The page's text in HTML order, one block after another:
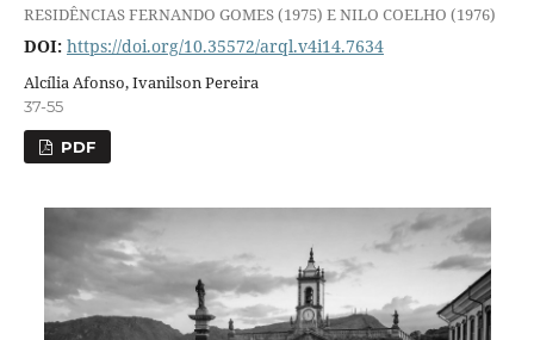
RESIDÊNCIAS FERNANDO GOMES (1975) E NILO COELHO (1976)
DOI: https://doi.org/10.35572/arql.v4i14.7634
Alcília Afonso, Ivanilson Pereira
37-55
PDF